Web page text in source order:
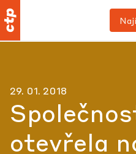
29. 01. 2018
otevřela